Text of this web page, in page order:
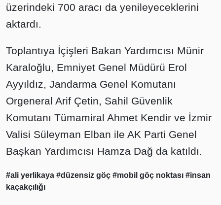
üzerindeki 700 aracı da yenileyeceklerini
aktardı.
Toplantıya İçişleri Bakan Yardımcısı Münir
Karaloğlu, Emniyet Genel Müdürü Erol
Ayyıldız, Jandarma Genel Komutanı
Orgeneral Arif Çetin, Sahil Güvenlik
Komutanı Tümamiral Ahmet Kendir ve İzmir
Valisi Süleyman Elban ile AK Parti Genel
Başkan Yardımcısı Hamza Dağ da katıldı.
#ali yerlikaya #düzensiz göç #mobil göç noktası #insan
kaçakçılığı